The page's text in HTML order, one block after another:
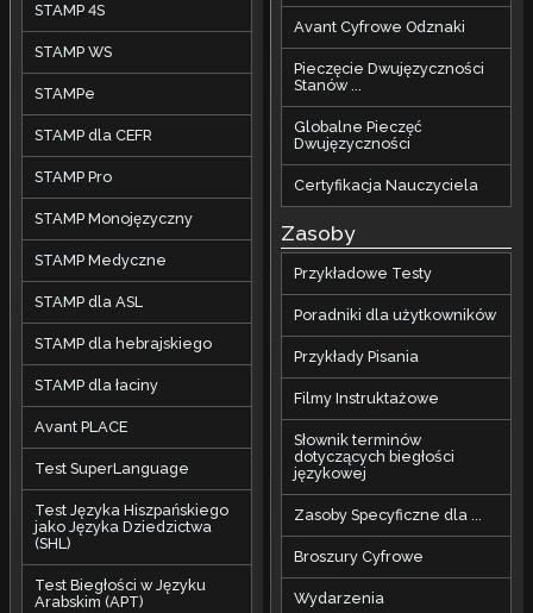
STAMP 4S
STAMP WS
STAMPe
STAMP dla CEFR
STAMP Pro
STAMP Monojęzyczny
STAMP Medyczne
STAMP dla ASL
STAMP dla hebrajskiego
STAMP dla łaciny
Avant PLACE
Test SuperLanguage
Test Języka Hiszpańskiego
jako Języka Dziedzictwa
(SHL)
Test Biegłości w Języku
Arabskim (APT)
Avant Cyfrowe Odznaki
Pieczęcie Dwujęzyczności
Stanów ...
Globalne Pieczęć
Dwujęzyczności
Certyfikacja Nauczyciela
Zasoby
Przykładowe Testy
Poradniki dla użytkowników
Przykłady Pisania
Filmy Instruktażowe
Słownik terminów
dotyczących biegłości
językowej
Zasoby Specyficzne dla ...
Broszury Cyfrowe
Wydarzenia